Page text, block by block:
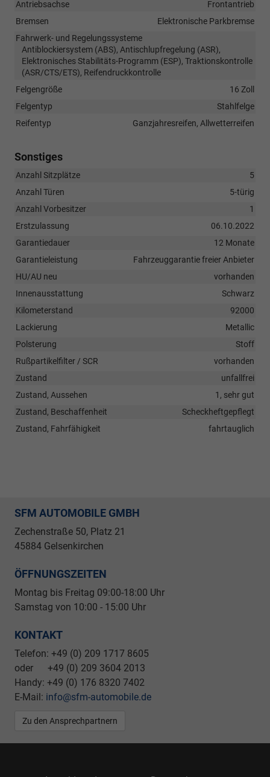
Antriebsachse
Frontantrieb
Bremsen
Elektronische Parkbremse
Fahrwerk- und Regelungssysteme
Antiblockiersystem (ABS), Antischlupfregelung (ASR),
Elektronisches Stabilitäts-Programm (ESP), Traktionskontrolle
(ASR/CTS/ETS), Reifendruckkontrolle
Felgengröße
16 Zoll
Felgentyp
Stahlfelge
Reifentyp
Ganzjahresreifen, Allwetterreifen
Sonstiges
Anzahl Sitzplätze
5
Anzahl Türen
5-türig
Anzahl Vorbesitzer
1
Erstzulassung
06.10.2022
Garantiedauer
12 Monate
Garantieleistung
Fahrzeuggarantie freier Anbieter
HU/AU neu
vorhanden
Innenausstattung
Schwarz
Kilometerstand
92000
Lackierung
Metallic
Polsterung
Stoff
Rußpartikelfilter / SCR
vorhanden
Zustand
unfallfrei
Zustand, Aussehen
1, sehr gut
Zustand, Beschaffenheit
Scheckheftgepflegt
Zustand, Fahrfähigkeit
fahrtauglich
SFM AUTOMOBILE GMBH
Zechenstraße 50, Platz 21
45884 Gelsenkirchen
ÖFFNUNGSZEITEN
Montag bis Freitag 09:00-18:00 Uhr
Samstag von 10:00 - 15:00 Uhr
KONTAKT
Telefon: +49 (0) 209 1717 8605
oder +49 (0) 209 3604 2013
Handy: +49 (0) 176 8320 7402
E-Mail: info@sfm-automobile.de
Zu den Ansprechpartnern